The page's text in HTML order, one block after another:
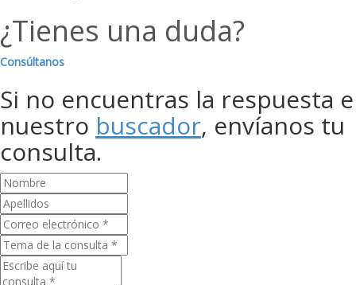
¿Tienes una duda?
Consúltanos
Si no encuentras la respuesta
nuestro buscador, envíanos tu
consulta.